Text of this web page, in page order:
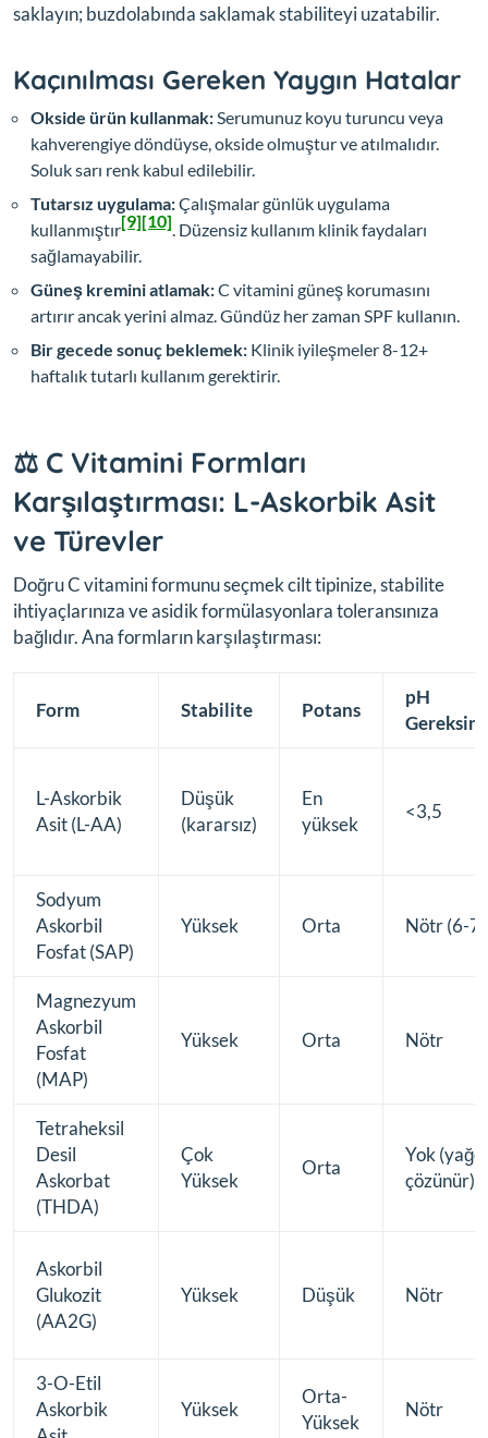
saklayın; buzdolabında saklamak stabiliteyi uzatabilir.
Kaçınılması Gereken Yaygın Hatalar
Okside ürün kullanmak:Serumunuz koyu turuncu veya
kahverengiye döndüyse, okside olmuştur ve atılmalıdır.
Soluk sarı renk kabul edilebilir.
Tutarsız uygulama:Çalışmalar günlük uygulama
kullanmıştır[9][10]. Düzensiz kullanım klinik faydaları
sağlamayabilir.
Güneş kremini atlamak:C vitamini güneş korumasını
artırır ancak yerini almaz. Gündüz her zaman SPF kullanın.
Bir gecede sonuç beklemek: Klinik iyileşmeler 8-12+
haftalık tutarlı kullanım gerektirir.
⚖️ C Vitamini Formları
Karşılaştırması: L-Askorbik Asit
ve Türevler
Doğru C vitamini formunu seçmek cilt tipinize, stabilite
ihtiyaçlarınıza ve asidik formülasyonlara toleransınıza
bağlıdır. Ana formların karşılaştırması:
Form Stabilite Potans
pH
L-Askorbik
Asit (L-AA)
Düşük
(kararsız)
En
yüksek
<3,5
Sodyum
Askorbil
Fosfat (SAP)
Yüksek Orta Nötr (6-7)
Magnezyum
Askorbil
Fosfat
(MAP)
Yüksek Orta Nötr
Tetraheksil
Desil
Askorbat
(THDA)
Çok
Yüksek
Orta
Yok
çözünür)
Askorbil
Glukozit
(AA2G)
Yüksek Düşük Nötr
3-O-Etil
Askorbik
Yüksek
Orta-
Yüksek
Nötr